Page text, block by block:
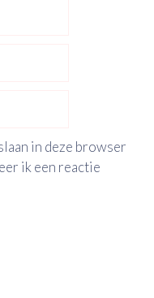
in deze browser
ik een reactie